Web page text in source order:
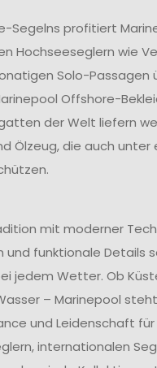
Segelns profitiert
Hochseeseglern wie
Solo-
Offshore-
der Welt liefern
Ölzeug, die auch
mit moderner
funktionale Details
jedem Wetter. Ob
– Marinepool
und Leidenschaft
internationalen